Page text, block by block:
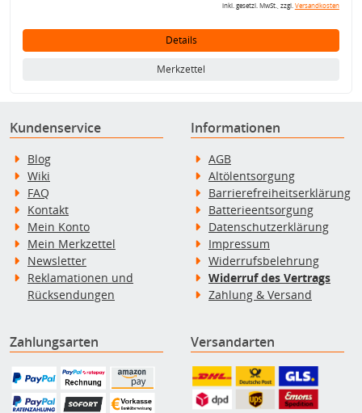
inkl. gesetzl. MwSt., zzgl.Versandkosten
Details
Merkzettel
Kundenservice
Blog
Wiki
FAQ
Kontakt
Mein Konto
Mein Merkzettel
Newsletter
Reklamationen und
Rücksendungen
Informationen
AGB
Altölentsorgung
Barrierefreiheitserklärung
Batterieentsorgung
Datenschutzerklärung
Impressum
Widerrufsbelehrung
Widerruf des Vertrags
Zahlung & Versand
Zahlungsarten Versandarten